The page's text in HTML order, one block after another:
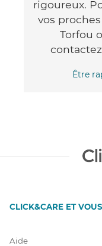
rigoureux.
vos
Torfou
Être
CLICK&CARE ET VOUS
Aide